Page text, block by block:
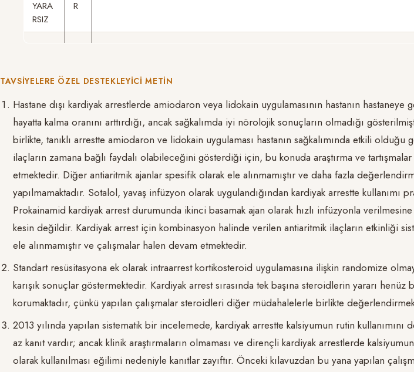
YARA
RSIZ
R
TAVSIYELERE ÖZEL DESTEKLEYICI METIN
Hastane dışı kardiyak arrestlerde amiodaron veya lidokain uygulamasının hastanın hastaneye
hayatta kalma oranını arttırdığı, ancak sağkalımda iyi nörolojik sonuçların olmadığı
birlikte, tanıklı arrestte amiodaron ve lidokain uygulaması hastanın sağkalımında etkili olduğu
ilaçların zamana bağlı faydalı olabileceğini gösterdiği için, bu konuda araştırma ve
etmektedir. Diğer antiaritmik ajanlar spesifik olarak ele alınmamıştır ve daha fazla
yapılmamaktadır. Sotalol, yavaş infüzyon olarak uygulandığından kardiyak arrestte kullanımı
Prokainamid kardiyak arrest durumunda ikinci basamak ajan olarak hızlı infüzyonla
kesin değildir. Kardiyak arrest için kombinasyon halinde verilen antiaritmik ilaçların etkinliği
ele alınmamıştır ve çalışmalar halen devam etmektedir.
Standart resüsitasyona ek olarak intraarrest kortikosteroid uygulamasına ilişkin randomize
karışık sonuçlar göstermektedir. Kardiyak arrest sırasında tek başına steroidlerin yararı henüz
korumaktadır, çünkü yapılan çalışmalar steroidleri diğer müdahalelerle birlikte
2013 yılında yapılan sistematik bir incelemede, kardiyak arrestte kalsiyumun rutin kullanımını
az kanıt vardır; ancak klinik araştırmaların olmaması ve dirençli kardiyak arrestlerde
olarak kullanılması eğilimi nedeniyle kanıtlar zayıftır. Önceki kılavuzdan bu yana yapılan